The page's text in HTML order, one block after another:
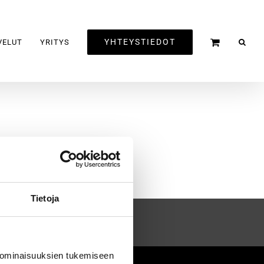
Tietoja
tukemiseen
YRITYS YHTEYSTIEDOT